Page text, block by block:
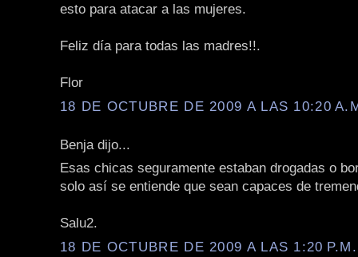
esto para atacar a las mujeres.
Feliz día para todas las madres!!.
Flor
18 DE OCTUBRE DE 2009 A LAS 10:20
Benja dijo...
Esas chicas seguramente estaban drogadas o
solo así se entiende que sean capaces de
Salu2.
18 DE OCTUBRE DE 2009 A LAS 1:20 P.M.